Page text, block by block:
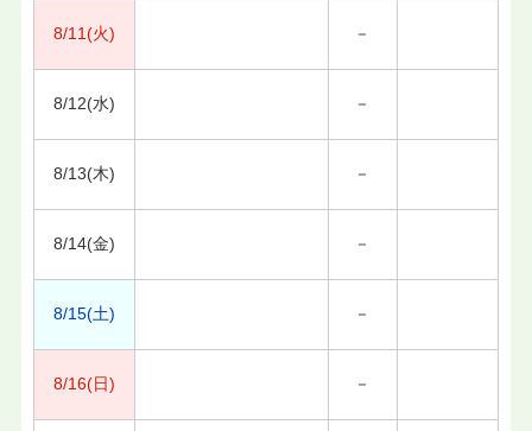
8/11(火) －
8/12(水) －
8/13(木) －
8/14(金) －
8/15(土) －
8/16(日) －